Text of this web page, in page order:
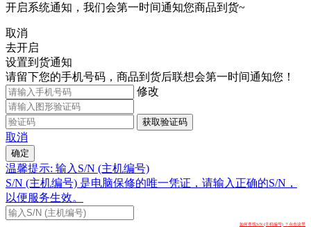
开启系统通知，我们会第一时间通知您商品到货~
取消
去开启
设置到货通知
请留下您的手机号码，商品到货后联想会第一时间通知您！
修改
获取验证码
取消
确定
温馨提示: 输入S/N (主机编号)
S/N (主机编号) 是电脑保修的唯一凭证，请输入正确的S/N，
以便服务生效。
如何查找S/N (主机编号) ？点击这里